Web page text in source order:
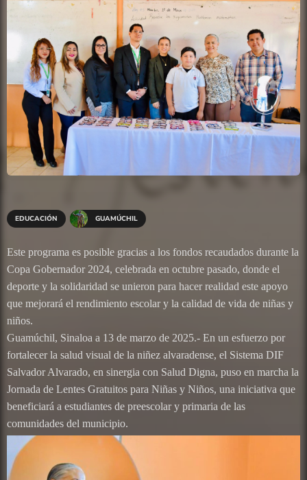
EDUCACIÓN GUAMÚCHIL
Este programa es posible gracias a los fondos recaudados durante la
Copa Gobernador 2024, celebrada en octubre pasado, donde el
deporte y la solidaridad se unieron para hacer realidad este apoyo
que mejorará el rendimiento escolar y la calidad de vida de niñas y
niños.
Guamúchil, Sinaloa a 13 de marzo de 2025.- En un esfuerzo por
fortalecer la salud visual de la niñez alvaradense, el Sistema DIF
Salvador Alvarado, en sinergia con Salud Digna, puso en marcha la
Jornada de Lentes Gratuitos para Niñas y Niños, una iniciativa que
beneficiará a estudiantes de preescolar y primaria de las
comunidades del municipio.